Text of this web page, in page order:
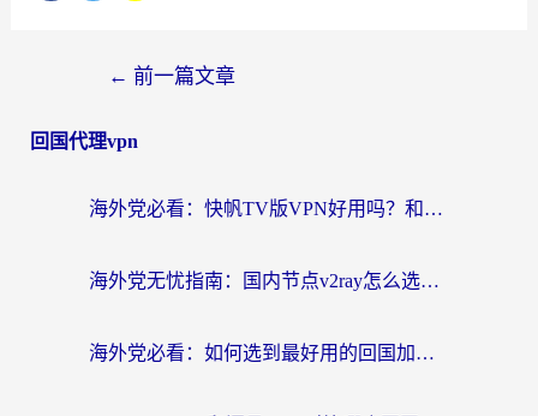
← 前一篇文章
回国代理vpn
海外党必看：快帆TV版VPN好用吗？和快游VPN对比哪个回国效果更好？附实用避坑指南
海外党无忧指南：国内节点v2ray怎么选？一键回国VPN+多场景实测帮你避坑
海外党必看：如何选到最好用的回国加速器？从节点到售后的全维度指南